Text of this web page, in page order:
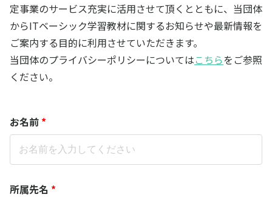
定事業のサービス充実に活用させて頂くとともに、当団体
からITベーシック学習教材に関するお知らせや最新情報を
ご案内する目的に利用させていただきます。
当団体のプライバシーポリシーについてはこちらをご参照
ください。
お名前 *
所属先名 *